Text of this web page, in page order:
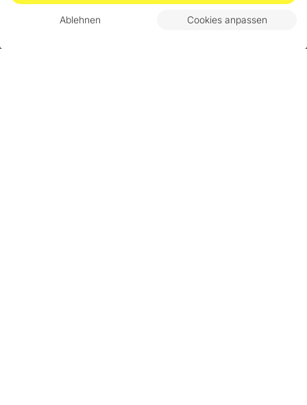
Ablehnen Cookies anpassen